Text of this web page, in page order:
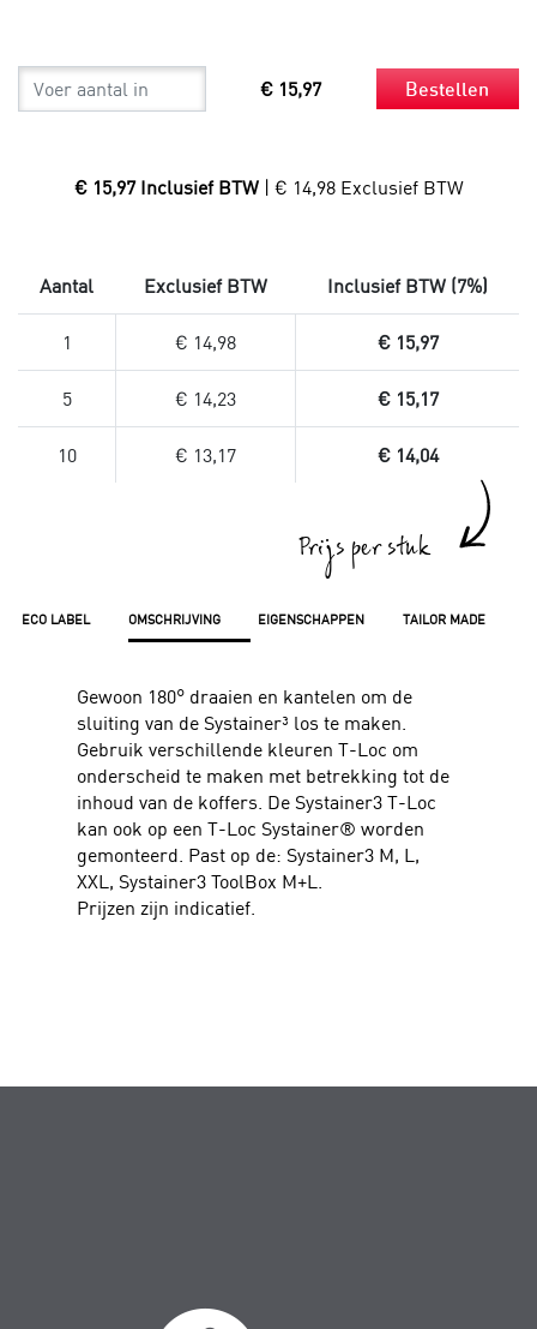
€ 15,97 Bestellen
€ 15,97 Inclusief BTW | € 14,98 Exclusief BTW
ECO LABEL OMSCHRIJVING EIGENSCHAPPEN TAILOR MADE
Gewoon 180° draaien en kantelen om de
sluiting van de Systainer³ los te maken.
Gebruik verschillende kleuren T-Loc om
onderscheid te maken met betrekking tot de
inhoud van de koffers. De Systainer3 T-Loc
kan ook op een T-Loc Systainer® worden
gemonteerd. Past op de: Systainer3 M, L,
XXL, Systainer3 ToolBox M+L.
Prijzen zijn indicatief.
Aantal Exclusief BTW Inclusief BTW (7%)
1 € 14,98 € 15,97
5 € 14,23 € 15,17
10 € 13,17 € 14,04
Prijs per stuk